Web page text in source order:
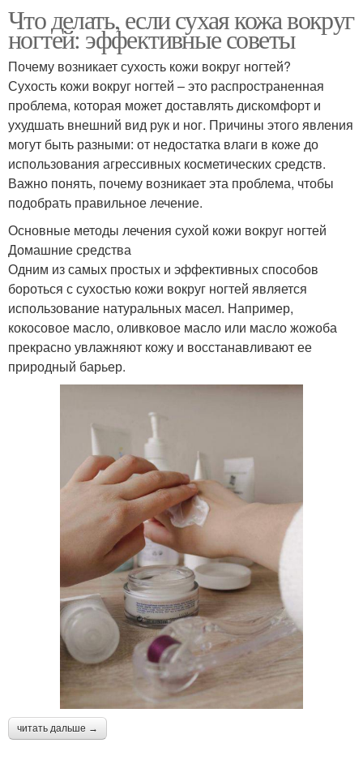
Что делать, если сухая кожа вокруг
ногтей: эффективные советы
Почему возникает сухость кожи вокруг ногтей?
Сухость кожи вокруг ногтей – это распространенная
проблема, которая может доставлять дискомфорт и
ухудшать внешний вид рук и ног. Причины этого явления
могут быть разными: от недостатка влаги в коже до
использования агрессивных косметических средств.
Важно понять, почему возникает эта проблема, чтобы
подобрать правильное лечение.
Основные методы лечения сухой кожи вокруг ногтей
Домашние средства
Одним из самых простых и эффективных способов
бороться с сухостью кожи вокруг ногтей является
использование натуральных масел. Например,
кокосовое масло, оливковое масло или масло жожоба
прекрасно увлажняют кожу и восстанавливают ее
природный барьер.
читать дальше →